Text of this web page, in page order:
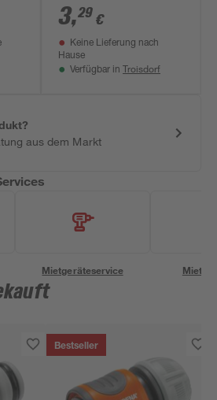
(1") grau
3,29 €
Keine Lieferung nach
Hause
Verfügbar in Troisdorf
aus dem Markt
Mietgeräteservice
Bestseller